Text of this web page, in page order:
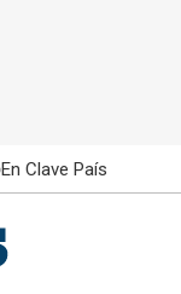
En Clave País